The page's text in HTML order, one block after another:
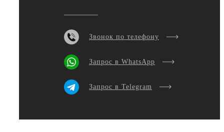
Звонок по телефону
Запрос в WhatsApp
Запрос в Telegram